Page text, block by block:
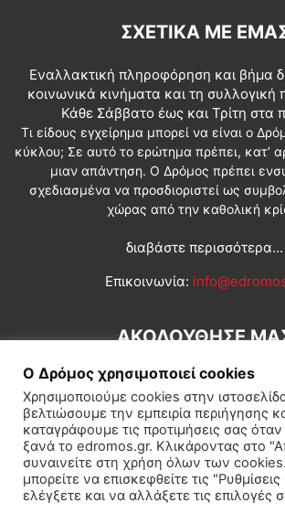
ΣΧΕΤΙΚΆ ΜΕ
Εναλλακτική πληροφόρηση και βήμα
κοινωνικά κινήματα και τη συλλογική
Κάθε Σάββατο έως και Τρίτη στα
Τι είδους εγχείρημα μπορεί να είναι ο
κύκλου; Σε αυτό το ερώτημα πρέπει, κατ’
μιαν απάντηση. Ο Δρόμος πρέπει
σχεδιασμένα να προσδιοριστεί ως
χώρας από την καθολική
διαβάστε περισσότερα...
Επικοινωνία:
ΑΚΟΛΟΥΘΗΣΕ
Εγγραφή συνδρομητή Πολιτική
Πολιτισμός
Ο Δρόμος χρησιμοποιεί cookies
Χρησιμοποιούμε cookies στην
βελτιώσουμε την εμπειρία περιήγησης
καταγράφουμε τις προτιμήσεις σας όταν
ξανά το edromos.gr. Κλικάροντας στο
συναινείτε στη χρήση όλων των
μπορείτε να επισκεφθείτε τις
ελέγξετε και να αλλάξετε τις επιλογές